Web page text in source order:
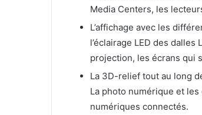
Media Centers, les
L’affichage avec les
l’éclairage LED des
projection, les écrans qui
La 3D-relief tout au long
La photo numérique et
numériques connectés.